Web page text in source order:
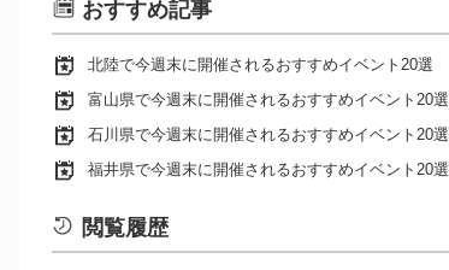
おすすめ記事
北陸で今週末に開催されるおすすめイベント20選
富山県で今週末に開催されるおすすめイベント20選
石川県で今週末に開催されるおすすめイベント20選
福井県で今週末に開催されるおすすめイベント20選
閲覧履歴